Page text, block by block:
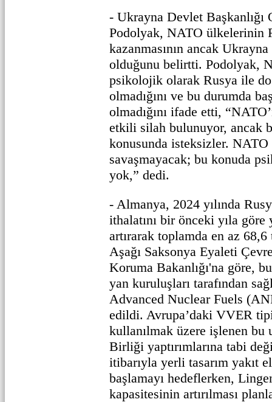
- Ukrayna Devlet Başkanlığı
Podolyak, NATO ülkelerinin
kazanmasının ancak
olduğunu belirtti. Podolyak,
psikolojik olarak Rusya ile
olmadığını ve bu durumda
olmadığını ifade etti,
etkili silah bulunuyor, ancak
konusunda isteksizler.
savaşmayacak; bu konuda
yok,” dedi.
- Almanya, 2024 yılında
ithalatını bir önceki yıla göre
artırarak toplamda en az
Aşağı Saksonya Eyaleti
Koruma Bakanlığı'na göre,
yan kuruluşları tarafından
Advanced Nuclear Fuels
edildi. Avrupa’daki VVER
kullanılmak üzere işlenen bu
Birliği yaptırımlarına tabi
itibarıyla yerli tasarım yakıt
başlamayı hedeflerken,
kapasitesinin artırılması